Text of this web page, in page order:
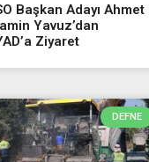
Başkan Adayı Ahmet
Yavuz’dan
Ziyaret
DEFNE